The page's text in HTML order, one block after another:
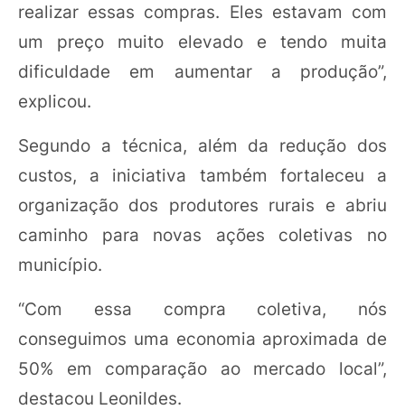
realizar essas compras. Eles estavam com
um preço muito elevado e tendo muita
dificuldade em aumentar a produção”,
explicou.
Segundo a técnica, além da redução dos
custos, a iniciativa também fortaleceu a
organização dos produtores rurais e abriu
caminho para novas ações coletivas no
município.
“Com essa compra coletiva, nós
conseguimos uma economia aproximada de
50% em comparação ao mercado local”,
destacou Leonildes.